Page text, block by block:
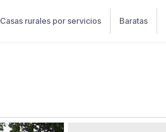
Casas rurales por servicios Baratas